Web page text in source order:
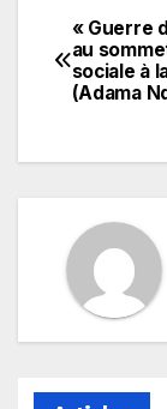
de
« Guerre
au
sociale à
(Adama